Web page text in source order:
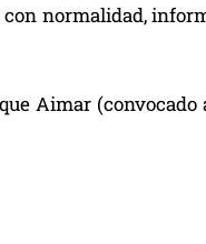
normalidad,
Aimar